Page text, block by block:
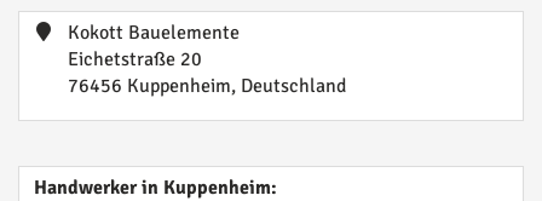
Kokott Bauelemente
Eichetstraße 20
76456 Kuppenheim, Deutschland
Handwerker in Kuppenheim: